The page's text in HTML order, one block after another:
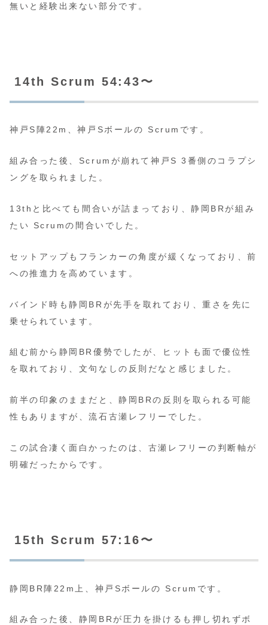
無いと経験出来ない部分です。
14th Scrum 54:43〜
神戸S陣22m、神戸Sボールの Scrumです。
組み合った後、Scrumが崩れて神戸S 3番側のコラプシ
ングを取られました。
13thと比べても間合いが詰まっており、静岡BRが組み
たい Scrumの間合いでした。
セットアップもフランカーの角度が緩くなっており、前
への推進力を高めています。
バインド時も静岡BRが先手を取れており、重さを先に
乗せられています。
組む前から静岡BR優勢でしたが、ヒットも面で優位性
を取れており、文句なしの反則だなと感じました。
前半の印象のままだと、静岡BRの反則を取られる可能
性もありますが、流石古瀬レフリーでした。
この試合凄く面白かったのは、古瀬レフリーの判断軸が
明確だったからです。
15th Scrum 57:16〜
静岡BR陣22m上、神戸Sボールの Scrumです。
組み合った後、静岡BRが圧力を掛けるも押し切れずボ